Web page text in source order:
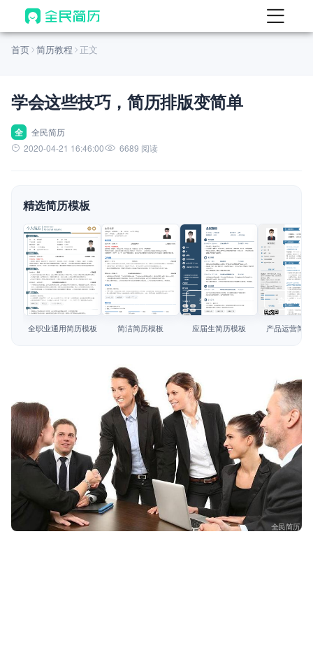
首页
AI 生成简历
AI 优化简历
AI 翻译简历
AI 模拟面试
面试自我介绍
AI 职场工具 New
简历模板
简历教程
首页 简历教程 正文
学会这些技巧，简历排版变简单
全
全民简历
2020-04-21 16:46:00
6689 阅读
精选简历模板
查看模板
全职业通用简历模板
查看模板
简洁简历模板
查看模板
应届生简历模板
查看模板
产品运营简